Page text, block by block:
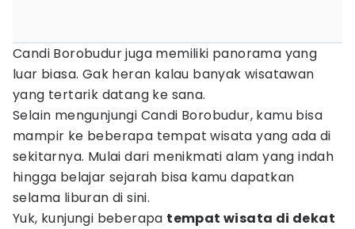
Candi Borobudur juga memiliki panorama yang
luar biasa. Gak heran kalau banyak wisatawan
yang tertarik datang ke sana.
Selain mengunjungi Candi Borobudur, kamu bisa
mampir ke beberapa tempat wisata yang ada di
sekitarnya. Mulai dari menikmati alam yang indah
hingga belajar sejarah bisa kamu dapatkan
selama liburan di sini.
Yuk, kunjungi beberapa tempat wisata di dekat